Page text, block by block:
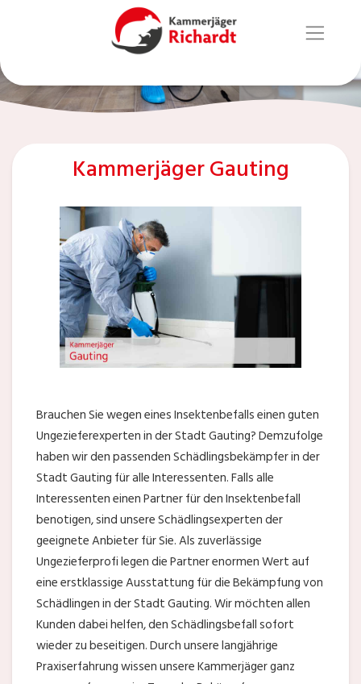
Kammerjäger Gauting
Brauchen Sie wegen eines Insektenbefalls einen guten
Ungezieferexperten in der Stadt Gauting? Demzufolge
haben wir den passenden Schädlingsbekämpfer in der
Stadt Gauting für alle Interessenten. Falls alle
Interessenten einen Partner für den Insektenbefall
benotigen, sind unsere Schädlingsexperten der
geeignete Anbieter für Sie. Als zuverlässige
Ungezieferprofi legen die Partner enormen Wert auf
eine erstklassige Ausstattung für die Bekämpfung von
Schädlingen in der Stadt Gauting. Wir möchten allen
Kunden dabei helfen, den Schädlingsbefall sofort
wieder zu beseitigen. Durch unsere langjährige
Praxiserfahrung wissen unsere Kammerjäger ganz